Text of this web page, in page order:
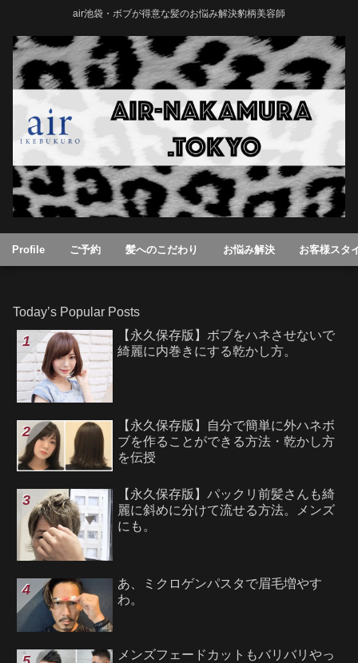
air池袋・ボブが得意な髪のお悩み解決豹柄美容師
Profile ご予約 髪へのこだわり お悩み解決 お客様スタ
Today’s Popular Posts
【永久保存版】ボブをハネさせないで
綺麗に内巻きにする乾かし方。
【永久保存版】自分で簡単に外ハネボ
ブを作ることができる方法・乾かし方
を伝授
【永久保存版】パックリ前髪さんも綺
麗に斜めに分けて流せる方法。メンズ
にも。
あ、ミクロゲンパスタで眉毛増やす
わ。
メンズフェードカットもバリバリやっ